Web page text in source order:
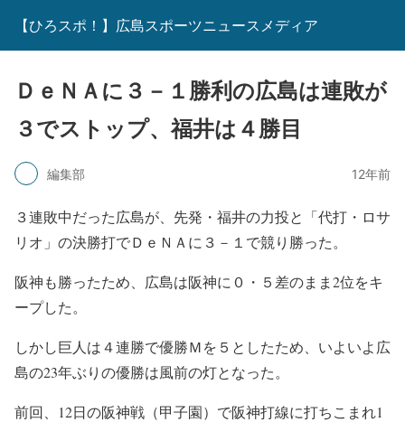
【ひろスポ！】広島スポーツニュースメディア
ＤｅＮＡに３－１勝利の広島は連敗が
３でストップ、福井は４勝目
編集部 12年前
３連敗中だった広島が、先発・福井の力投と「代打・ロサ
リオ」の決勝打でＤｅＮＡに３－１で競り勝った。
阪神も勝ったため、広島は阪神に０・５差のまま2位をキ
ープした。
しかし巨人は４連勝で優勝Ｍを５としたため、いよいよ広
島の23年ぶりの優勝は風前の灯となった。
前回、12日の阪神戦（甲子園）で阪神打線に打ちこまれ1